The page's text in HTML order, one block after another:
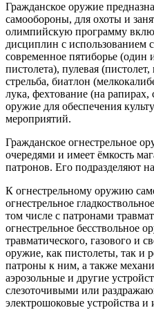
Гражданское оружие
самообороны, для охоты и
олимпийскую программу
дисциплин с использованием
современное пятиборье (один
пистолета), пулевая
стрельба, биатлон
лука, фехтование (на рапирах,
оружие для обеспечения
мероприятий.
Гражданское огнестрельное
очередями и имеет ёмкость
патронов. Его подразделяют
К огнестрельному оружию
огнестрельное
том числе с патронами
огнестрельное бесствольное
травматического, газового и
оружие, как пистолеты, так и
патроны к ним, а также
аэрозольные и другие
слезоточивыми или
электрошоковые устройства и